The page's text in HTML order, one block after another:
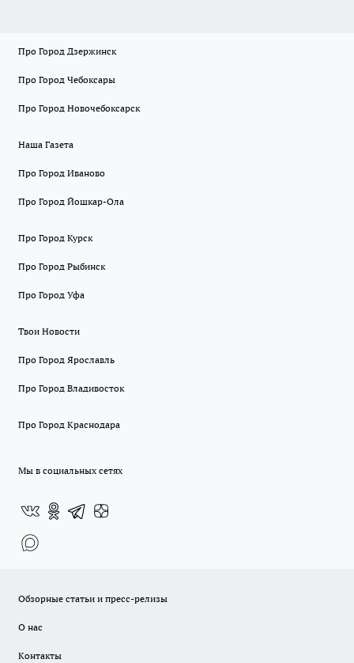
Про Город Дзержинск
Про Город Чебоксары
Про Город Новочебоксарск
Наша Газета
Про Город Иваново
Про Город Йошкар-Ола
Про Город Курск
Про Город Рыбинск
Про Город Уфа
Твои Новости
Про Город Ярославль
Про Город Владивосток
Про Город Краснодара
Мы в социальных сетях
Обзорные статьи и пресс-релизы
О нас
Контакты